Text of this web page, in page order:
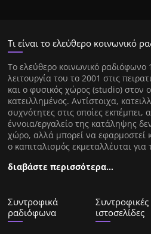
Τι είναι το ελεύθερο κοινωνικό
Tο ελεύθερο κοινωνικό ραδιόφωνο
λειτουργία του το 2001 στις
και ο φυσικός χώρος (studio) στον
κατειλλημένος. Αντίστοιχα,
συχνότητες στις οποίες εκπέμπει,
έννοια/εργαλείο της κατάληψης
χώρο, αλλά μπορεί να εφαρμοστεί
ο καπιταλισμός εκμεταλλέυται
διαβάστε περισσότερα…
Συντροφικά
ραδιόφωνα
Συντροφικές
ιστοσελίδες